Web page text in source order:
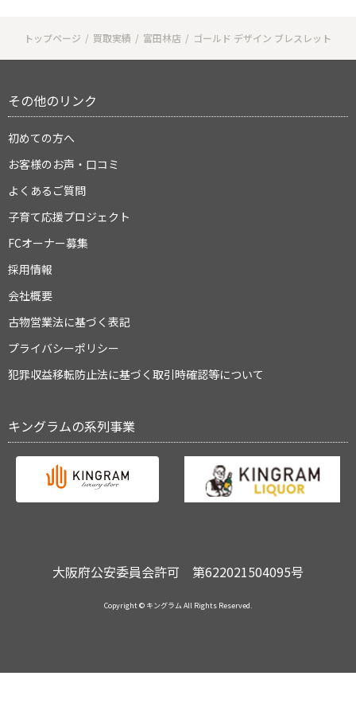
トップページ 買取実績 富田林店 ゴールド デザイン ブレスレット
その他のリンク
初めての方へ
お客様のお声・口コミ
よくあるご質問
子育て応援プロジェクト
FCオーナー募集
採用情報
会社概要
古物営業法に基づく表記
プライバシーポリシー
犯罪収益移転防止法に基づく取引時確認等について
キングラムの系列事業
大阪府公安委員会許可 第622021504095号
Copyright © キングラム All Rights Reserved.